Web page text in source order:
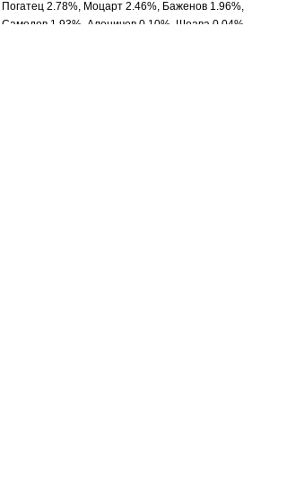
Погатец 2.78%, Моцарт 2.46%, Баженов 1.96%,
Самедов 1.93%, Аленичев 0.10%, Шоава 0.04%,